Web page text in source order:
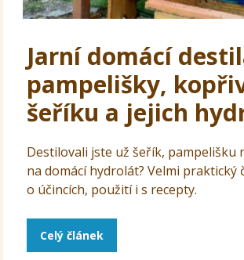
Jarní domácí
pampelišky,
šeříku a jejich
Destilovali jste už šeřík, pampelišku
na domácí hydrolát? Velmi praktický
o účincích, použití i s recepty.
Celý článek